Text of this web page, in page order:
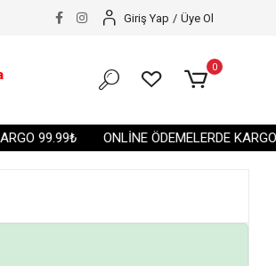
99.99₺ ONLİNE ÖDEMELERDE
Giriş Yap / Üye Ol
0